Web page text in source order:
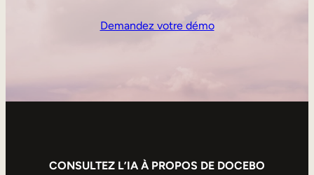
Demandez votre démo
CONSULTEZ L’IA À PROPOS DE DOCEBO